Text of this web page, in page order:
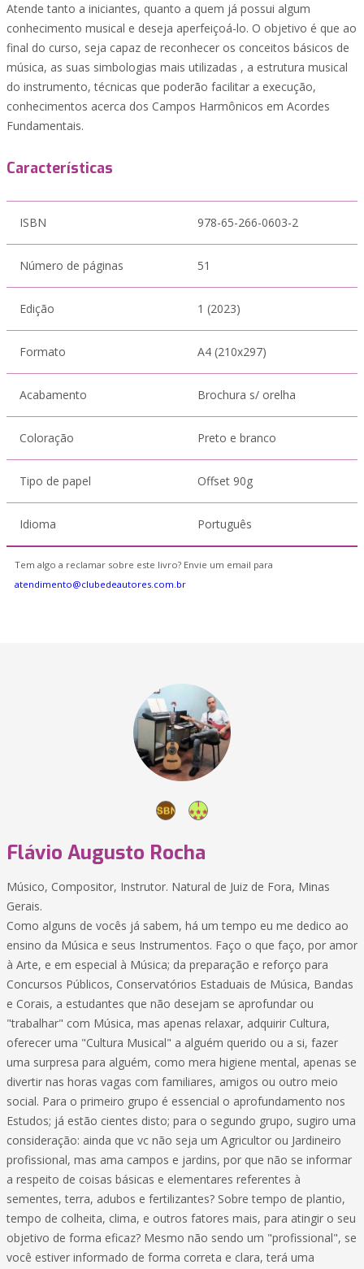
Atende tanto a iniciantes, quanto a quem já possui algum
conhecimento musical e deseja aperfeiçoá-lo. O objetivo é que ao
final do curso, seja capaz de reconhecer os conceitos básicos de
música, as suas simbologias mais utilizadas , a estrutura musical
do instrumento, técnicas que poderão facilitar a execução,
conhecimentos acerca dos Campos Harmônicos em Acordes
Fundamentais.
Características
ISBN 978-65-266-0603-2
Número de páginas 51
Edição 1 (2023)
Formato A4 (210x297)
Acabamento Brochura s/ orelha
Coloração Preto e branco
Tipo de papel Offset 90g
Idioma Português
Tem algo a reclamar sobre este livro? Envie um email para
atendimento@clubedeautores.com.br
Flávio Augusto Rocha
Músico, Compositor, Instrutor. Natural de Juiz de Fora, Minas
Gerais.
Como alguns de vocês já sabem, há um tempo eu me dedico ao
ensino da Música e seus Instrumentos. Faço o que faço, por amor
à Arte, e em especial à Música; da preparação e reforço para
Concursos Públicos, Conservatórios Estaduais de Música, Bandas
e Corais, a estudantes que não desejam se aprofundar ou
"trabalhar" com Música, mas apenas relaxar, adquirir Cultura,
oferecer uma "Cultura Musical" a alguém querido ou a si, fazer
uma surpresa para alguém, como mera higiene mental, apenas se
divertir nas horas vagas com familiares, amigos ou outro meio
social. Para o primeiro grupo é essencial o aprofundamento nos
Estudos; já estão cientes disto; para o segundo grupo, sugiro uma
consideração: ainda que vc não seja um Agricultor ou Jardineiro
profissional, mas ama campos e jardins, por que não se informar
a respeito de coisas básicas e elementares referentes à
sementes, terra, adubos e fertilizantes? Sobre tempo de plantio,
tempo de colheita, clima, e outros fatores mais, para atingir o seu
objetivo de forma eficaz? Mesmo não sendo um "profissional", se
você estiver informado de forma correta e clara, terá uma